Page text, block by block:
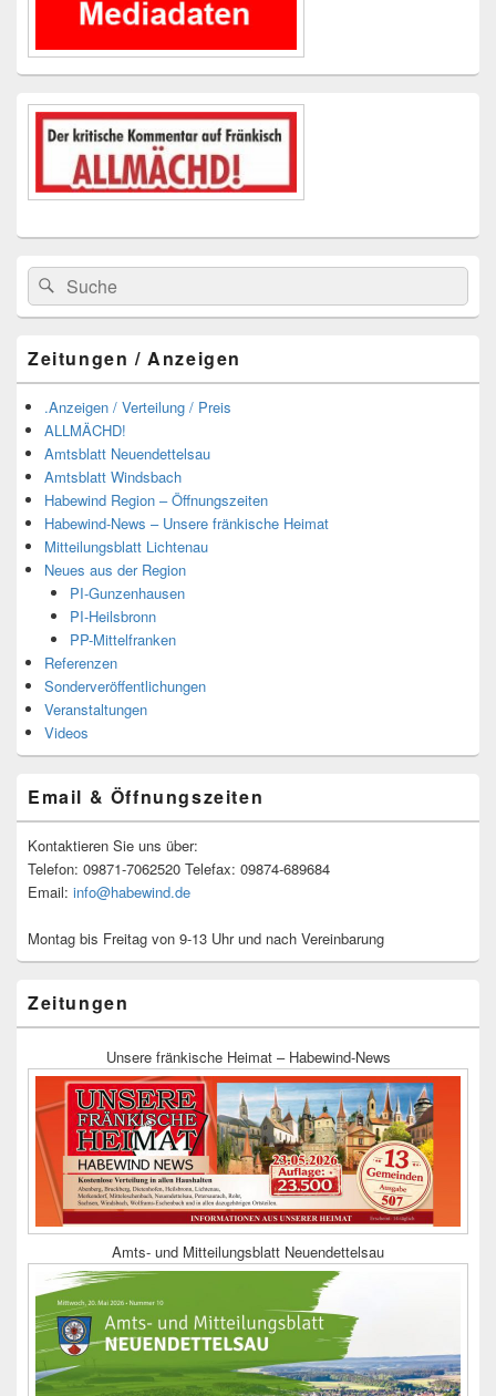
Suchen
nach:
Suchen
Zeitungen / Anzeigen
.Anzeigen / Verteilung / Preis
ALLMÄCHD!
Amtsblatt Neuendettelsau
Amtsblatt Windsbach
Habewind Region – Öffnungszeiten
Habewind-News – Unsere fränkische Heimat
Mitteilungsblatt Lichtenau
Neues aus der Region
PI-Gunzenhausen
PI-Heilsbronn
PP-Mittelfranken
Referenzen
Sonderveröffentlichungen
Veranstaltungen
Videos
Email & Öffnungszeiten
Kontaktieren Sie uns über:
Telefon: 09871-7062520 Telefax: 09874-689684
Email: info@habewind.de
Montag bis Freitag von 9-13 Uhr und nach Vereinbarung
Zeitungen
Unsere fränkische Heimat – Habewind-News
Amts- und Mitteilungsblatt Neuendettelsau